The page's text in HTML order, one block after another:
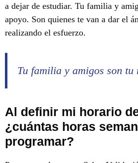
a dejar de estudiar. Tu familia y
apoyo. Son quienes te van a dar el
realizando el esfuerzo.
Tu familia y amigos son tu
Al definir mi horario
¿cuántas horas
programar?